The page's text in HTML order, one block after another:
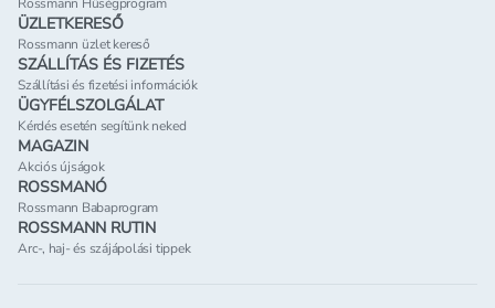
Rossmann Hűségprogram
ÜZLETKERESŐ
Rossmann üzlet kereső
SZÁLLÍTÁS ÉS FIZETÉS
Szállítási és fizetési információk
ÜGYFÉLSZOLGÁLAT
Kérdés esetén segítünk neked
MAGAZIN
Akciós újságok
ROSSMANÓ
Rossmann Babaprogram
ROSSMANN RUTIN
Arc-, haj- és szájápolási tippek